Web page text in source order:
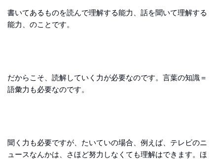
書いてあるものを読んで理解する能力、話を聞いて理解する
能力、のことです。
だからこそ、読解していく力が必要なのです。言葉の知識＝
語彙力も必要なのです。
聞く力も必要ですが、たいていの場合、例えば、テレビのニ
ュースなんかは、さほど努力しなくても理解はできます。ほ